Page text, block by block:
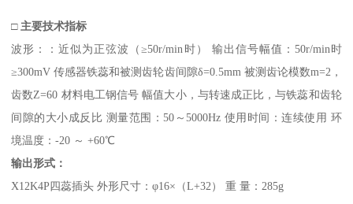
□ 主要技术指标
波形：：近似为正弦波（≥50r/min时） 输出信号幅值：50r/min时
≥300mV 传感器铁蕊和被测齿轮齿间隙δ=0.5mm 被测齿论模数m=2，
齿数Z=60 材料电工钢信号 幅值大小，与转速成正比，与铁蕊和齿轮
间隙的大小成反比 测量范围：50～5000Hz 使用时间：连续使用 环
境温度：-20 ～ +60℃
输出形式：
X12K4P四蕊插头 外形尺寸：φ16×（L+32） 重 量：285g